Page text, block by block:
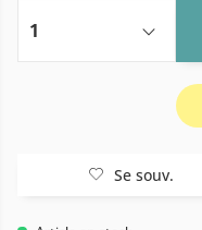
Se souv.